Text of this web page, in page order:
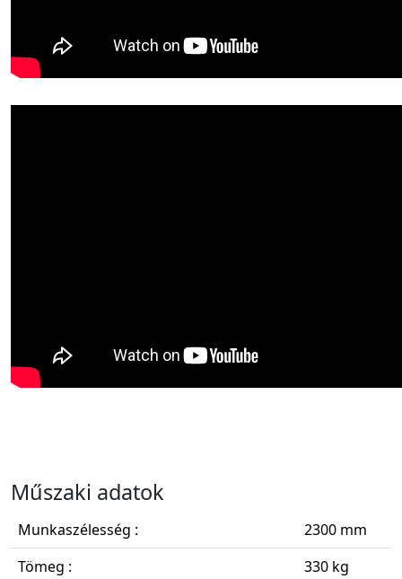
Műszaki adatok
Munkaszélesség :
2300 mm
Tömeg :
330 kg